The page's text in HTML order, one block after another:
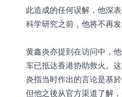
此造成的任何误解，他深
科学研究之前，他将不再
黄鑫炎亦提到在访问中，
车已抵达香港协助救火。
炎指当时作出的言论是基
但他之後从官方渠道了解，